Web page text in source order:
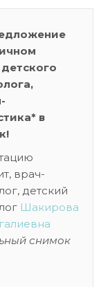
в
врач-
детский
Шакирова
снимок